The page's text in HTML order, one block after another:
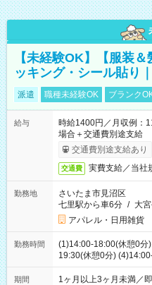
【未経験OK】【服装
ッキング・シール貼り
派遣 職種未経験OK ブランク
給与
時給1400円／月収例：
場合＋交通費別途支給
交通費別途支給あり
交通費 実費支給／当社
勤務地
さいたま市見沼区
七里駅から車6分 / 大
アパレル・日用雑貨
勤務時間
(1)14:00-18:00(休憩0分
19:30(休憩0分)
ます
期間 1ヶ月以上3ヶ月未満／